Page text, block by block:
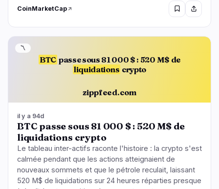
CoinMarketCap
BTC passe sous 81 000 $ : 520 M$ de
liquidations crypto
zippfeed.com
〽️
il y a 94d
BTC passe sous 81 000 $ : 520 M$ de
liquidations crypto
Le tableau inter-actifs raconte l'histoire : la crypto s'est
calmée pendant que les actions atteignaient de
nouveaux sommets et que le pétrole reculait, laissant
520 M$ de liquidations sur 24 heures réparties presque